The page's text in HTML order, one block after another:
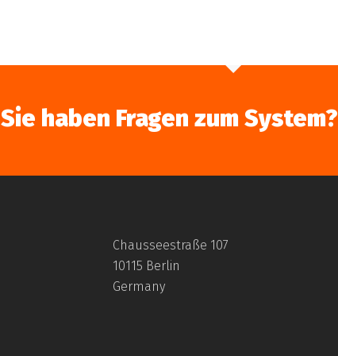
Sie haben Fragen zum System?
Chausseestraße 107
10115 Berlin
Germany